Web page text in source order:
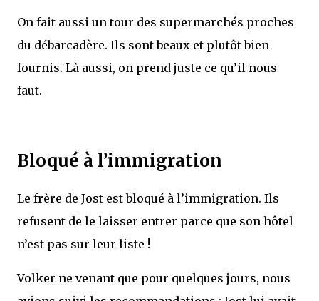
On fait aussi un tour des supermarchés proches
du débarcadère. Ils sont beaux et plutôt bien
fournis. Là aussi, on prend juste ce qu’il nous
faut.
Bloqué à l’immigration
Le frère de Jost est bloqué à l’immigration. Ils
refusent de le laisser entrer parce que son hôtel
n’est pas sur leur liste !
Volker ne venant que pour quelques jours, nous